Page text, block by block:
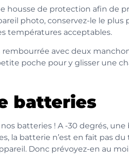
housse de protection afin de
photo, conservez-le le plus
températures acceptables.
avec deux
poche pour y glisser une
batteries
batteries ! A -30 degrés,
la batterie n’est en fait pas
Donc prévoyez-en au